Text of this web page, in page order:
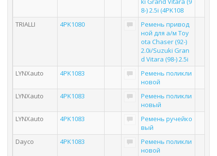
8-) 2.5i (4PK108
TRIALLI
4PK1080
Ремень привод
ной для а/м Toy
ota Chaser (92-)
2.0i/Suzuki Gran
d Vitara (98-) 2.5i
LYNXauto
4PK1083
Ремень поликли
новой
LYNXauto
4PK1083
Ремень поликли
новый
LYNXauto
4PK1083
Ремень ручейко
вый
Dayco
4PK1083
Ремень поликли
новой